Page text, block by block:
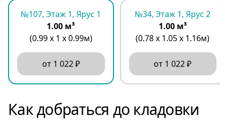
№107, Этаж 1, Ярус 1
1.00 м³
(0.99 х 1 х 0.99м)
от 1 022 ₽
№34, Этаж 1, Ярус 2
1.00 м³
(0.78 х 1.05 х 1.16м)
от 1 022 ₽
Как добраться до кладовки